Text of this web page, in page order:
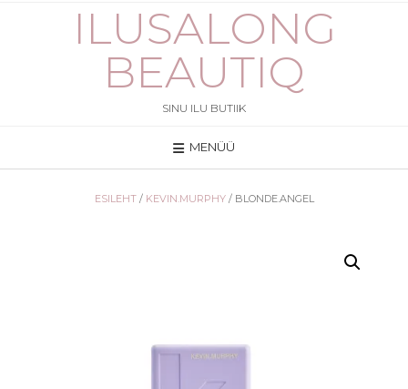
REPAIR.ME RINSE - 40ml
9.00€
LISA
ILUSALONG
BEAUTIQ
SINU ILU BUTIIK
MENÜÜ
ESILEHT/ KEVIN.MURPHY/ BLONDE.ANGEL